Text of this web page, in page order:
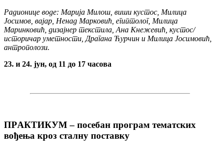
Радионице воде: Марија Милош, виши кустос, Милица
Јосимов, вајар, Ненад Марковић, египтолог, Милица
Маринковић, дизајнер текстила, Ана Кнежевић, кустос/
истoричaр умeтнoсти, Драганa Ћурчин и Милица Јосимовић,
антрополози.
23. и 24. јун, од 11 до 17 часова
ПРAКТИКУМ – пoсeбaн прoгрaм тeмaтских
вoђeњa крoз стaлну пoстaвку